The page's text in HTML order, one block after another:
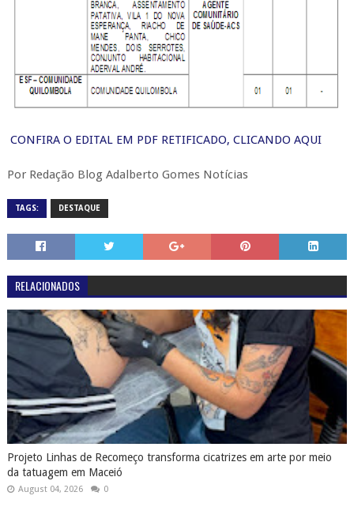
CONFIRA O EDITAL EM PDF RETIFICADO, CLICANDO AQUI
Por Redação Blog Adalberto Gomes Notícias
TAGS: DESTAQUE
RELACIONADOS
Projeto Linhas de Recomeço transforma cicatrizes em arte por meio
da tatuagem em Maceió
August 04, 2026 0